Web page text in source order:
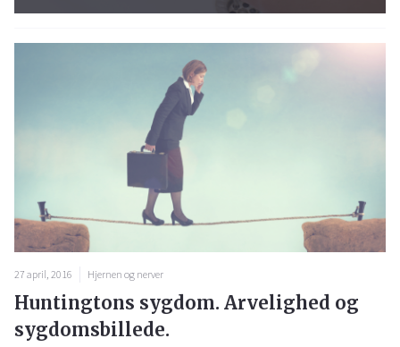
27 april, 2016 Hjernen og nerver
Huntingtons sygdom. Arvelighed og
sygdomsbillede.